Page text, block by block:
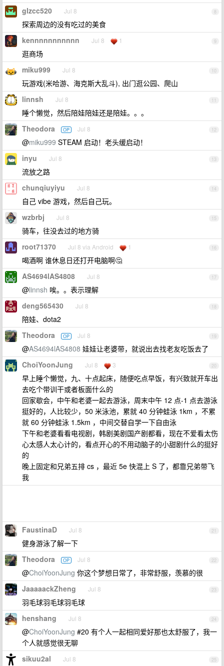
8
glzcc520 Jul 8
探索周边的没有吃过的美食
9
kennnnnnnnnnn Jul 8 1
逛商场
10
miku999 Jul 8
玩游戏(米哈游、海克斯大乱斗), 出门逛公园、爬山
11
linnsh Jul 8
睡个懒觉，然后陪娃陪娃还是陪娃。。。
12
Theodora OP Jul 8
@miku999 STEAM 启动！老头缓启动！
13
inyu Jul 8
流放之路
14
chunqiuyiyu Jul 8
自己 vibe 游戏，然后自己玩。
15
wzbrbj Jul 8
骑车，往没去过的地方骑
16
root71370 Jul 8 via Android 1
喝酒啊 谁休息日还打开电脑啊🤔
17
AS4694lAS4808 Jul 8
@linnsh 唉。。表示理解
18
deng565430 Jul 8
陪娃、dota2
19
Theodora OP Jul 8
@AS4694lAS4808 娃娃让老婆带，就说出去找老友吃饭去了
20
ChoiYoonJung Jul 8 3
早上睡个懒觉，九、十点起床，随便吃点早饭，有兴致就开车出
去吃个带训干或者板面什么的
回家歇会，中午和老婆一起去游泳，周末中午 12 点-1 点去游泳
挺好的，人比较少，50 米泳池，累就 40 分钟蛙泳 1km ，不累
就 60 分钟蛙泳 1.5km ，中间交替自学一下自由泳
下午和老婆看看电视剧，韩剧美剧国产剧都看，现在不爱看太伤
心太感人太心计的，看点开心的不用动脑子的小甜剧什么的挺好
的
晚上固定和兄弟五排 cs ，最近 5e 快混上 S 了，都靠兄弟带飞
我
21
FaustinaD Jul 8
健身游泳了解一下
22
Theodora OP Jul 8
@ChoiYoonJung 你这个梦想日常了，非常舒服，羡慕的很
23
JaaaaackZheng Jul 8
羽毛球羽毛球羽毛球
24
henshang Jul 8
@ChoiYoonJung #20 有个人一起相同爱好那也太舒服了，我一
个人就感觉很无聊
25
sikuu2al Jul 8